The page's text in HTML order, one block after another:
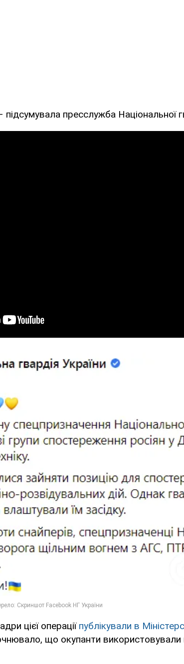
пресслужба Національної
цієї операції публікували в
що окупанти використовували